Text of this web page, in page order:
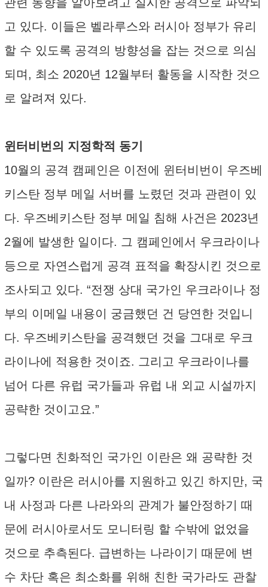
고 있다. 이들은 벨라루스와 러시아 정부가 유리
할 수 있도록 공격의 방향성을 잡는 것으로 의심
되며, 최소 2020년 12월부터 활동을 시작한 것으
로 알려져 있다.
윈터비번의 지정학적 동기
10월의 공격 캠페인은 이전에 윈터비번이 우즈베
키스탄 정부 메일 서버를 노렸던 것과 관련이 있
다. 우즈베키스탄 정부 메일 침해 사건은 2023년
2월에 발생한 일이다. 그 캠페인에서 우크라이나
등으로 자연스럽게 공격 표적을 확장시킨 것으로
조사되고 있다. “전쟁 상대 국가인 우크라이나 정
부의 이메일 내용이 궁금했던 건 당연한 것입니
다. 우즈베키스탄을 공격했던 것을 그대로 우크
라이나에 적용한 것이죠. 그리고 우크라이나를
넘어 다른 유럽 국가들과 유럽 내 외교 시설까지
공략한 것이고요.”
그렇다면 친화적인 국가인 이란은 왜 공략한 것
일까? 이란은 러시아를 지원하고 있긴 하지만, 국
내 사정과 다른 나라와의 관계가 불안정하기 때
문에 러시아로서도 모니터링 할 수밖에 없었을
것으로 추측된다. 급변하는 나라이기 때문에 변
수 차단 혹은 최소화를 위해 친한 국가라도 관찰